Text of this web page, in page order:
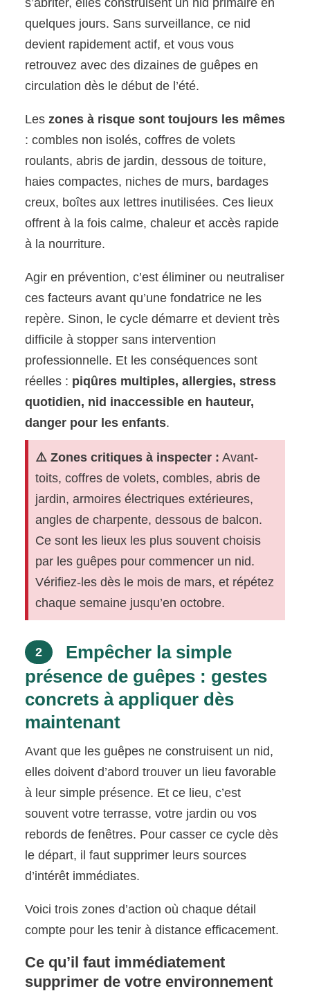
quelques jours. Sans surveillance, ce nid
devient rapidement actif, et vous vous
retrouvez avec des dizaines de guêpes en
circulation dès le début de l’été.
Les zones à risque sont toujours les mêmes
: combles non isolés, coffres de volets
roulants, abris de jardin, dessous de toiture,
haies compactes, niches de murs, bardages
creux, boîtes aux lettres inutilisées. Ces lieux
offrent à la fois calme, chaleur et accès rapide
à la nourriture.
Agir en prévention, c’est éliminer ou neutraliser
ces facteurs avant qu’une fondatrice ne les
repère. Sinon, le cycle démarre et devient très
difficile à stopper sans intervention
professionnelle. Et les conséquences sont
réelles : piqûres multiples, allergies, stress
quotidien, nid inaccessible en hauteur,
danger pour les enfants.
⚠️ Zones critiques à inspecter : Avant-
toits, coffres de volets, combles, abris de
jardin, armoires électriques extérieures,
angles de charpente, dessous de balcon.
Ce sont les lieux les plus souvent choisis
par les guêpes pour commencer un nid.
Vérifiez-les dès le mois de mars, et répétez
chaque semaine jusqu’en octobre.
2
Empêcher la simple
présence de guêpes : gestes
concrets à appliquer dès
maintenant
Avant que les guêpes ne construisent un nid,
elles doivent d’abord trouver un lieu favorable
à leur simple présence. Et ce lieu, c’est
souvent votre terrasse, votre jardin ou vos
rebords de fenêtres. Pour casser ce cycle dès
le départ, il faut supprimer leurs sources
d’intérêt immédiates.
Voici trois zones d’action où chaque détail
compte pour les tenir à distance efficacement.
Ce qu’il faut immédiatement
supprimer de votre environnement